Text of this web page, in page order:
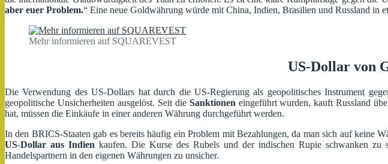
aber euer Problem.“ Eine neue Goldwährung würde mit China, Indien, Brasilien und Russland in
Mehr informieren auf SQUAREVEST
US-Dollar von
Die Verwendung des US-Dollars hat durch die US-Regierung als geopolitisches Instrument
geopolitische Unsicherheiten ausgelöst. Seit die Sanktionen eingeführt wurden, kauft Russland
hat, müssen die Einkäufe in einer anderen Währung durchgeführt werden.
In den BRICS-Staaten gab es bereits häufig ein Problem mit Bezahlungen, da man sich auf keine
US-Dollar aus Indien kaufen. Die Kurse des Rubels und der indischen Rupie schwanken
Handelspartnern in den eigenen Währungen zu unsicher.